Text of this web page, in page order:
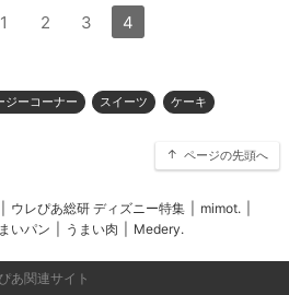
1 2 3 4
ジーコーナー スイーツ ケーキ
ページの先頭へ
ウレぴあ総研 ディズニー特集 mimot.
いパン うまい肉 Medery.
ぴあ関連サイト